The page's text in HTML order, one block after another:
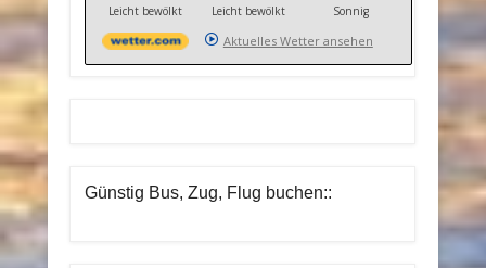
Leicht bewölkt
Leicht bewölkt
Sonnig
Aktuelles Wetter ansehen
Günstig Bus, Zug, Flug buchen::